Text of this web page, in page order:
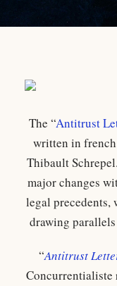
The “Antitrust
written in
Thibault
major changes
legal
drawing
“Antitrust
Concurrentialiste